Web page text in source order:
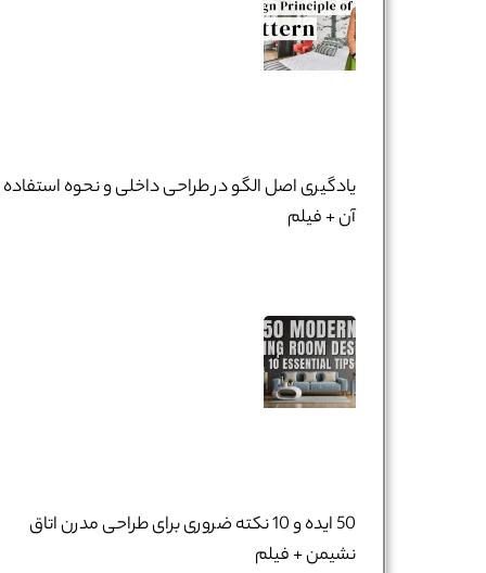
یادگیری اصل الگو در طراحی داخلی و نحوه استفاده
آن + فیلم
50 ایده و 10 نکته ضروری برای طراحی مدرن اتاق
نشیمن + فیلم